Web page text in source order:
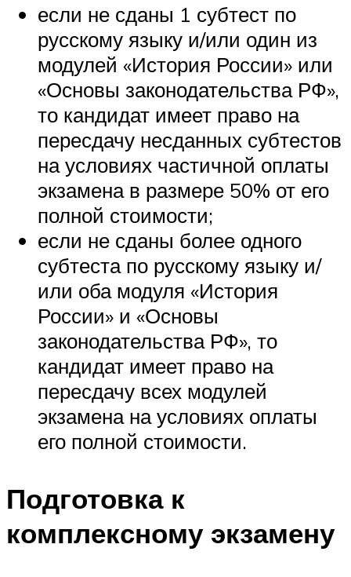
если не сданы 1 субтест по
русскому языку и/или один из
модулей «История России» или
«Основы законодательства РФ»,
то кандидат имеет право на
пересдачу несданных субтестов
на условиях частичной оплаты
экзамена в размере 50% от его
полной стоимости;
если не сданы более одного
субтеста по русскому языку и/
или оба модуля «История
России» и «Основы
законодательства РФ», то
кандидат имеет право на
пересдачу всех модулей
экзамена на условиях оплаты
его полной стоимости.
Подготовка к
комплексному экзамену